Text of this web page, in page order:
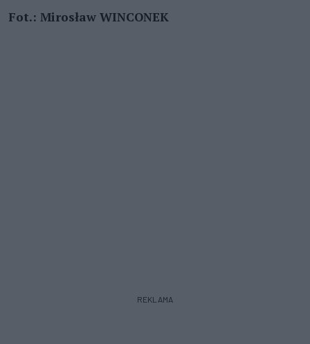
Fot.: Mirosław WINCONEK
REKLAMA